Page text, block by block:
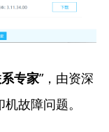
专家”，由资深
故障问题。